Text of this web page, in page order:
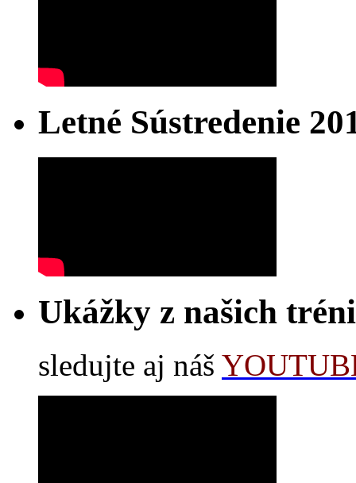
Letné Sústredenie
Ukážky z našich
sledujte aj náš